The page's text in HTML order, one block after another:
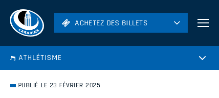
ACHETEZ DES BILLETS
ACHETEZ DES BILLETS
ATHLÉTISME
PUBLIÉ LE 23 FÉVRIER 2025